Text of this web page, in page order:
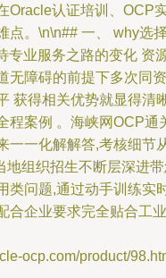
Oracle认证培训、OCP
点。\n\n## 一、 why选
专业服务之路的变化 资
无障碍的前提下多次同资
获得相关优势就显得清
程案例 。海峡网OCP通
一一化解解答,考核细节
地组织招生不断层深进
类问题,通过动手训练实
合企业要求完全贴合工业
ocp.com/product/